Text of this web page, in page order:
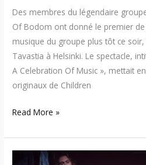
Des membres du légendaire
Of Bodom ont donné le premier
musique du groupe plus tôt ce
Tavastia à Helsinki. Le spectacle,
A Celebration Of Music », mettait
originaux de Children
Read More »
Children